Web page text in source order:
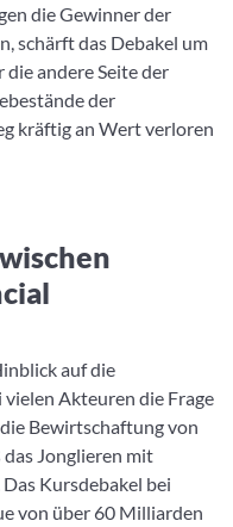
die Gewinner der
schärft das Debakel um
die andere Seite der
der
kräftig an Wert verloren
auf die
Akteuren die Frage
Bewirtschaftung von
Jonglieren mit
Kursdebakel bei
von über 60 Milliarden